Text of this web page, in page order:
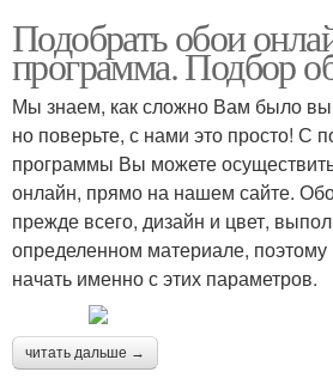
Подобрать обои
программа. Подбор
Мы знаем, как сложно Вам было
но поверьте, с нами это просто! С
программы Вы можете
онлайн, прямо на нашем сайте.
прежде всего, дизайн и цвет,
определенном материале,
начать именно с этих параметров.
читать дальше →